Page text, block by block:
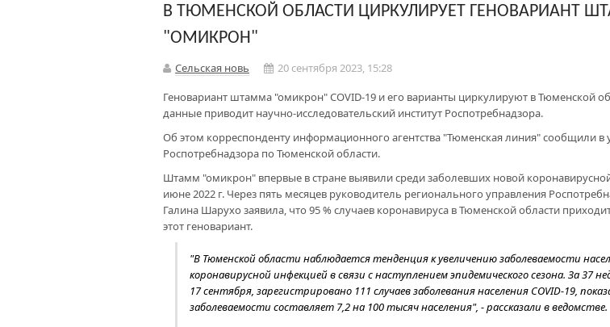
В ТЮМЕНСКОЙ ОБЛАСТИ ЦИРКУЛИРУЕТ ГЕНОВАРИАНТ
"ОМИКРОН"
Сельская новь
20 сентября 2023, 15:28
Геновариант штамма "омикрон" COVID-19 и его варианты циркулируют в Тюменской
данные приводит научно-исследовательский институт Роспотребнадзора.
Об этом корреспонденту информационного агентства "Тюменская линия" сообщили в
Роспотребнадзора по Тюменской области.
Штамм "омикрон" впервые в стране выявили среди заболевших новой
июне 2022 г. Через пять месяцев руководитель регионального управления
Галина Шарухо заявила, что 95 % случаев коронавируса в Тюменской области
этот геновариант.
"В Тюменской области наблюдается тенденция к увеличению заболеваемости
коронавирусной инфекцией в связи с наступлением эпидемического сезона. За 37
17 сентября, зарегистрировано 111 случаев заболевания населения COVID-19,
заболеваемости составляет 7,2 на 100 тысяч населения", - рассказали в ведомстве.